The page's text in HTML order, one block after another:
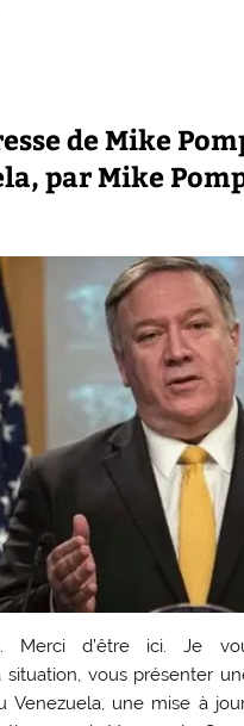
de Mike
par Mike
Merci d’être ici. Je
vous présenter
Venezuela, une mise à